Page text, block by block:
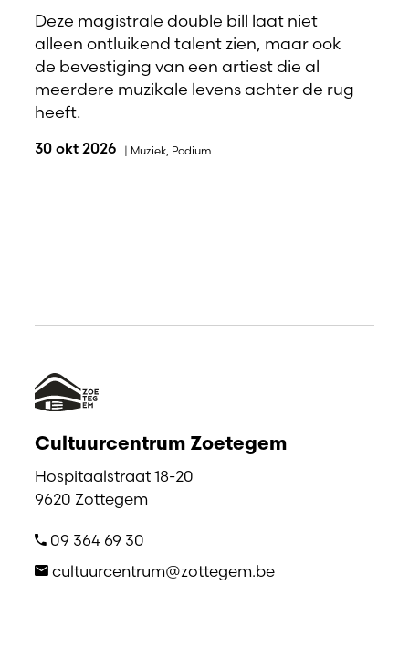
Deze magistrale double bill laat niet
alleen ontluikend talent zien, maar ook
de bevestiging van een artiest die al
meerdere muzikale levens achter de rug
heeft.
30 okt 2026 | Muziek Podium
Cultuurcentrum Zoetegem
Hospitaalstraat 18-20
9620 Zottegem
09 364 69 30
cultuurcentrum@zottegem.be